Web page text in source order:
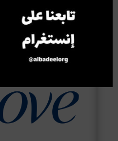
Speed Stick سبيد ستيك